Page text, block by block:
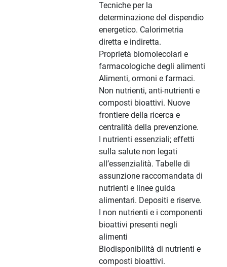
Tecniche per la
determinazione del dispendio
energetico. Calorimetria
diretta e indiretta.
Proprietà biomolecolari e
farmacologiche degli alimenti
Alimenti, ormoni e farmaci.
Non nutrienti, anti-nutrienti e
composti bioattivi. Nuove
frontiere della ricerca e
centralità della prevenzione.
I nutrienti essenziali; effetti
sulla salute non legati
all’essenzialità. Tabelle di
assunzione raccomandata di
nutrienti e linee guida
alimentari. Depositi e riserve.
I non nutrienti e i componenti
bioattivi presenti negli
alimenti
Biodisponibilità di nutrienti e
composti bioattivi.